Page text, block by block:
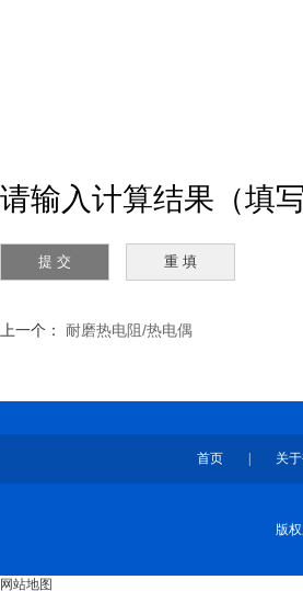
请输入计算结果（填写
上一个： 耐磨热电阻/热电偶
首页 关
版
网站地图